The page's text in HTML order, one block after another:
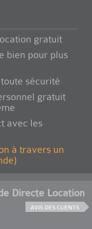
gratuit
bien pour plus
sécurité
gratuit
avec les
à travers un
Directe Location
AVIS DES CLIENTS